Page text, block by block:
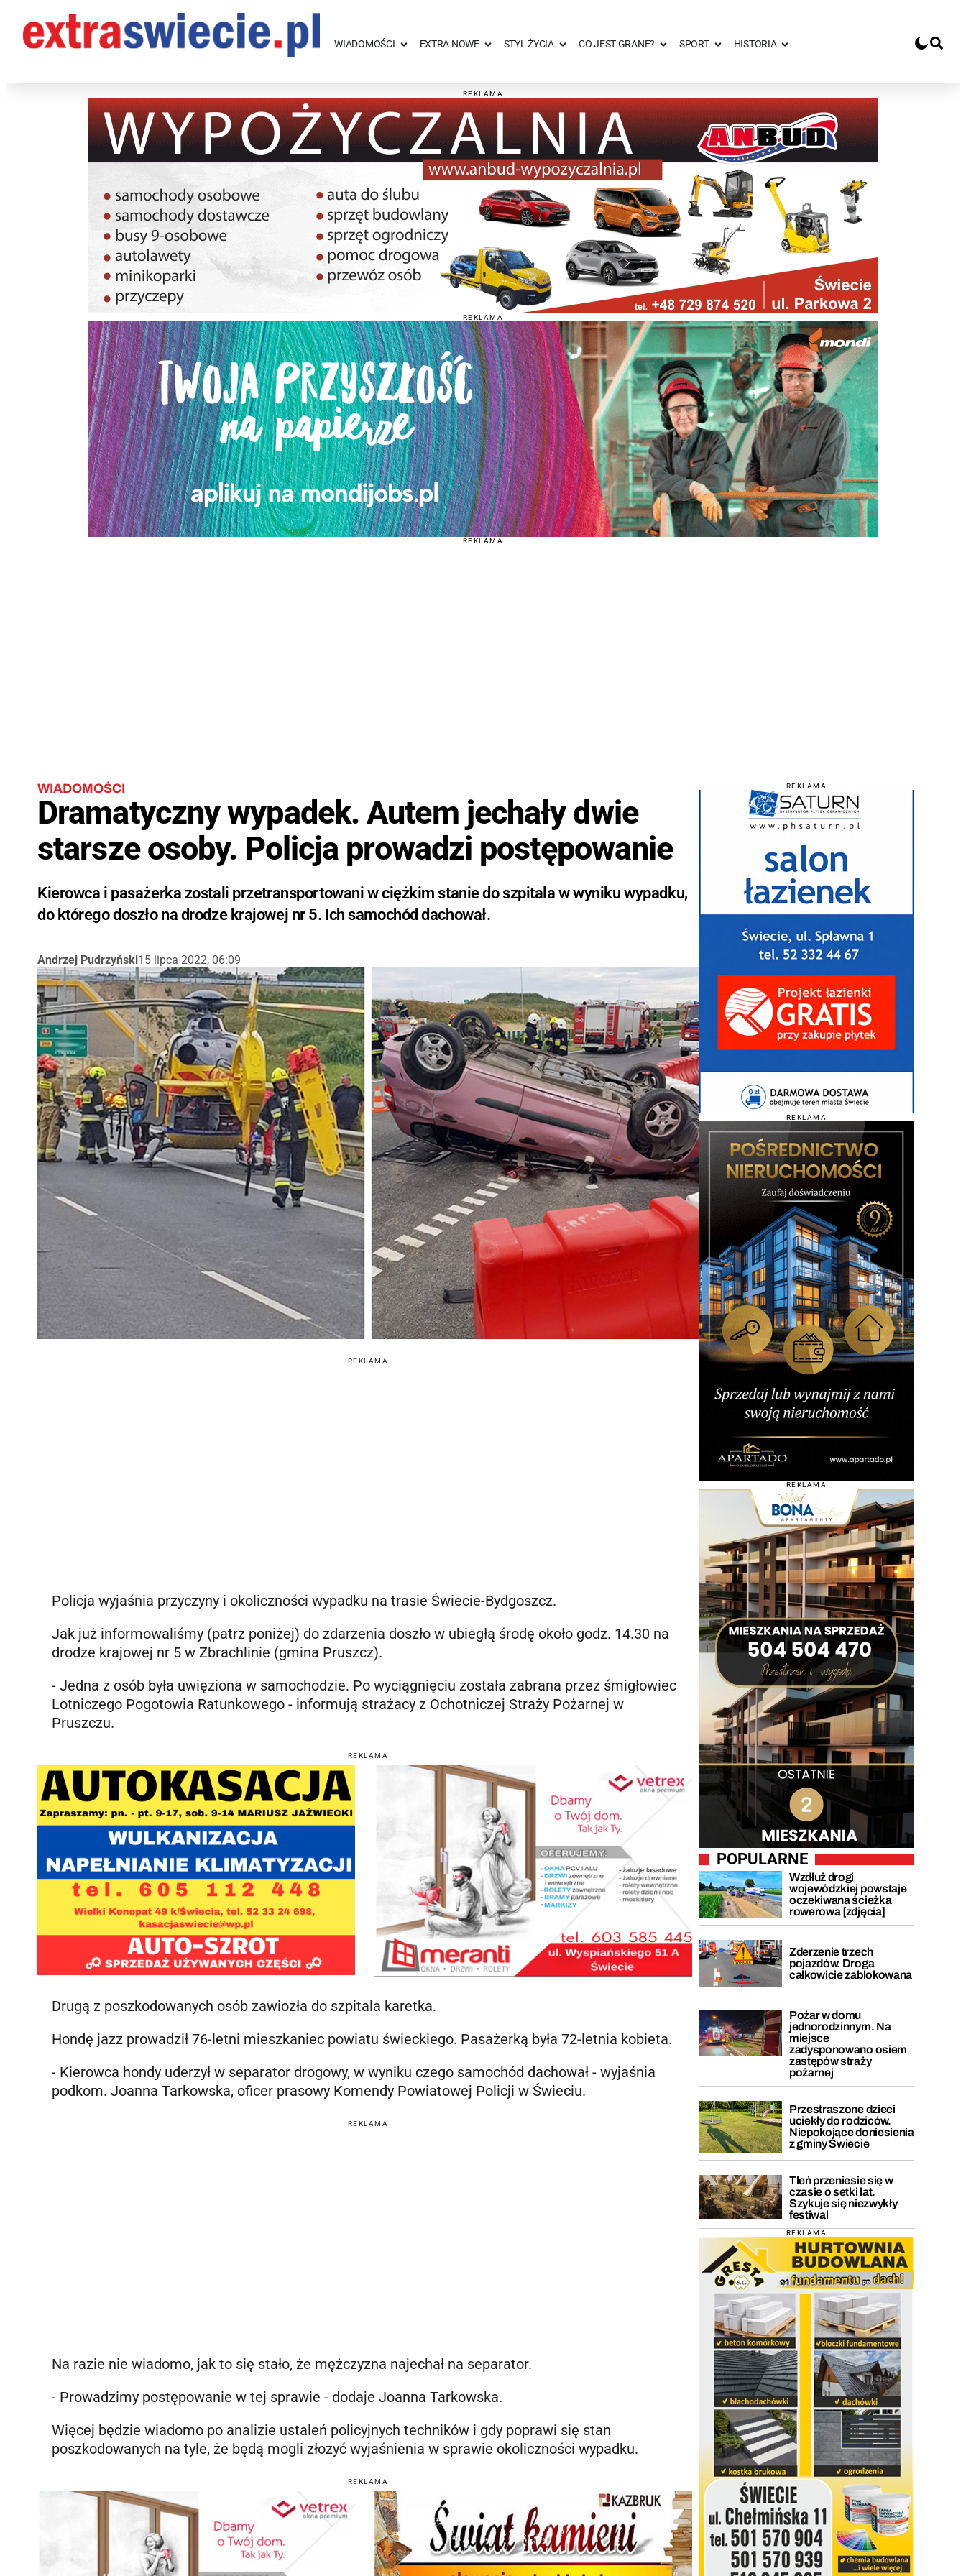
WIADOMOŚCI EXTRA NOWE STYL ŻYCIA CO JEST GRANE? SPORT HISTORIA
REKLAMA
REKLAMA
REKLAMA
WIADOMOŚCI
Dramatyczny wypadek. Autem jechały dwie
starsze osoby. Policja prowadzi postępowanie
Kierowca i pasażerka zostali przetransportowani w ciężkim stanie do szpitala w wyniku wypadku,
do którego doszło na drodze krajowej nr 5. Ich samochód dachował.
Andrzej Pudrzyński15 lipca 2022, 06:09
REKLAMA
Policja wyjaśnia przyczyny i okoliczności wypadku na trasie Świecie-Bydgoszcz.
Jak już informowaliśmy (patrz poniżej) do zdarzenia doszło w ubiegłą środę około godz. 14.30 na
drodze krajowej nr 5 w Zbrachlinie (gmina Pruszcz).
- Jedna z osób była uwięziona w samochodzie. Po wyciągnięciu została zabrana przez śmigłowiec
Lotniczego Pogotowia Ratunkowego - informują strażacy z Ochotniczej Straży Pożarnej w
Pruszczu.
REKLAMA
Drugą z poszkodowanych osób zawiozła do szpitala karetka.
Hondę jazz prowadził76-letni mieszkaniec powiatu świeckiego. Pasażerką była 72-letnia kobieta.
- Kierowca hondy uderzył w separator drogowy, w wyniku czego samochód dachował - wyjaśnia
podkom. Joanna Tarkowska, oficer prasowy Komendy Powiatowej Policji w Świeciu.
REKLAMA
Na razie nie wiadomo, jak to się stało, że mężczyzna najechał na separator.
- Prowadzimy postępowanie w tej sprawie - dodaje Joanna Tarkowska.
Więcej będzie wiadomo po analizie ustaleń policyjnych techników i gdy poprawi się stan
poszkodowanych na tyle, że będą mogli złozyć wyjaśnienia w sprawie okoliczności wypadku.
REKLAMA
REKLAMA
REKLAMA
REKLAMA
POPULARNE
Wzdłuż drogi
wojewódzkiej powstaje
oczekiwana ścieżka
rowerowa [zdjęcia]
Zderzenie trzech
pojazdów. Droga
całkowicie zablokowana
Pożar w domu
jednorodzinnym. Na
miejsce
zadysponowano osiem
zastępów straży
pożarnej
Przestraszone dzieci
uciekły do rodziców.
Niepokojące doniesienia
z gminy Świecie
Tleń przeniesie się w
czasie o setki lat.
Szykuje się niezwykły
festiwal
REKLAMA